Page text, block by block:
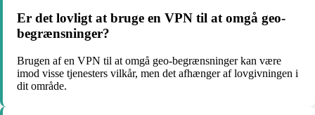
Er det lovligt at bruge en VPN til at omgå geo-
begrænsninger?
Brugen af en VPN til at omgå geo-begrænsninger kan være
imod visse tjenesters vilkår, men det afhænger af lovgivningen i
dit område.